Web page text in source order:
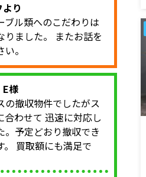
り
ブル類へのこだわりは
りました。 またお話を
。
様
の撤収物件でしたがス
合わせて 迅速に対応し
。予定どおり撤収でき
。 買取額にも満足で